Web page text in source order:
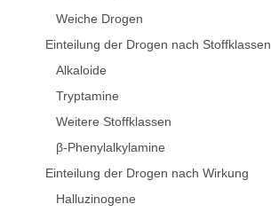
Weiche Drogen
Einteilung der Drogen nach Stoffklassen
Alkaloide
Tryptamine
Weitere Stoffklassen
β-Phenylalkylamine
Einteilung der Drogen nach Wirkung
Halluzinogene